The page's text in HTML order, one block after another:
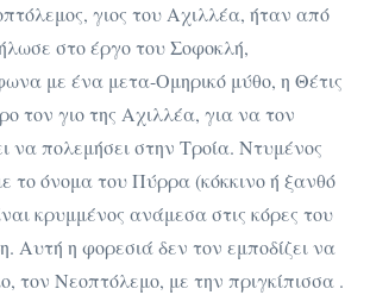
γιος του Αχιλλέα, ήταν από
στο έργο του Σοφοκλή,
με ένα μετα-Ομηρικό μύθο, η Θέτις
τον γιο της Αχιλλέα, για να τον
να πολεμήσει στην Τροία. Ντυμένος
το όνομα του Πύρρα (κόκκινο ή ξανθό
κρυμμένος ανάμεσα στις κόρες του
Αυτή η φορεσιά δεν τον εμποδίζει να
τον Νεοπτόλεμο, με την πριγκίπισσα .